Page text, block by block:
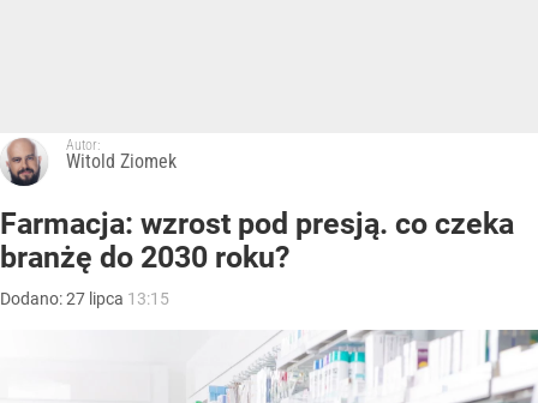
Autor:
Witold Ziomek
Farmacja: wzrost pod presją. co czeka
branżę do 2030 roku?
Dodano:27 lipca 13:15